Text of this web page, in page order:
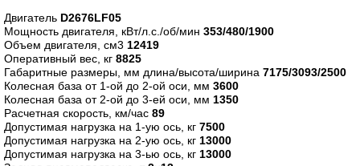
Двигатель D2676LF05
Мощность двигателя, кВт/л.с./об/мин 353/480/1900
Объем двигателя, см3 12419
Оперативный вес, кг 8825
Габаритные размеры, мм длина/высота/ширина 7175/3093/2500
Колесная база от 1-ой до 2-ой оси, мм 3600
Колесная база от 2-ой до 3-ей оси, мм 1350
Расчетная скорость, км/час 89
Допустимая нагрузка на 1-ую ось, кг 7500
Допустимая нагрузка на 2-ую ось, кг 13000
Допустимая нагрузка на 3-ью ось, кг 13000